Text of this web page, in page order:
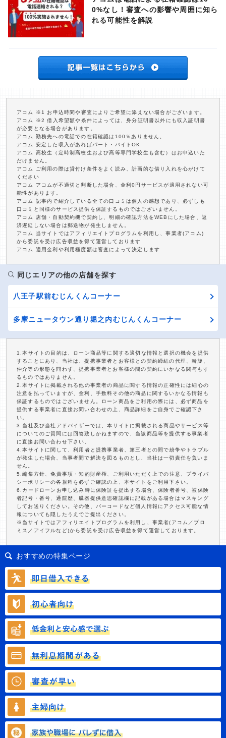
0%なし！審査への影響や周囲に知ら
れる可能性を解説
アコム ※1 お申込時間や審査によりご希望に添えない場合がございます。
アコム ※2 借入希望額や条件によっては、身分証明書以外にも収入証明書
が必要となる場合があります。
アコム 勤務先への電話での在籍確認は100％ありません。
アコム 安定した収入があればパート・バイトOK
アコム 高校生（定時制高校生および高等専門学校生も含む）はお申込いた
だけません。
アコム ご利用の際は貸付け条件をよく読み、計画的な借り入れを心がけて
ください
アコム アコムが不適切と判断した場合、金利0円サービスが適用されない可
能性があります。
アコム 記事内で紹介している全ての口コミは個人の感想であり、必ずしも
口コミと同様のサービス提供を保証するものではございません。
アコム 店舗・自動契約機で契約し、明細の確認方法をWEBにした場合、返
済遅延しない場合は郵送物が発生しません。
アコム 当サイトではアフィリエイトプログラムを利用し、事業者(アコム)
から委託を受け広告収益を得て運営しております
アコム 適用金利や利用極度額は審査によって決定します
同じエリアの他の店舗を探す
八王子駅前むじんくんコーナー
多摩ニュータウン通り堀之内むじんくんコーナー
1.本サイトの目的は、ローン商品等に関する適切な情報と選択の機会を提供
することにあり、当社は、提携事業者とお客様との契約締結の代理、斡旋、
仲介等の形態を問わず、提携事業者とお客様の間の契約にいかなる関与もす
るものではありません。
2.本サイトに掲載される他の事業者の商品に関する情報の正確性には細心の
注意を払っていますが、金利、手数料その他の商品に関するいかなる情報も
保証するものではございません。ローン商品をご利用の際には、必ず商品を
提供する事業者に直接お問い合わせの上、商品詳細をご自身でご確認下さ
い。
3.当社及び当社アドバイザーでは、本サイトに掲載される商品やサービス等
についてのご質問には回答致しかねますので、当該商品等を提供する事業者
に直接お問い合わせ下さい。
4.本サイトに関して、利用者と提携事業者、第三者との間で紛争やトラブル
が発生した場合、当事者間で解決を図るものとし、当社は一切責任を負いま
せん。
5.編集方針、免責事項・知的財産権、ご利用いただく上での注意、プライバ
シーポリシーの各規程を必ずご確認の上、本サイトをご利用下さい。
6.カードローンお申し込み時に保険証を提出する場合、保険者番号、被保険
者記号・番号、通院歴、臓器提供意思確認欄に記載がある場合はマスキング
してお送りください。その他、バーコードなど個人情報にアクセス可能な情
報についても隠したうえでご提出ください。
※当サイトではアフィリエイトプログラムを利用し、事業者(アコム／プロ
ミス／アイフルなど)から委託を受け広告収益を得て運営しております。
おすすめの特集ページ